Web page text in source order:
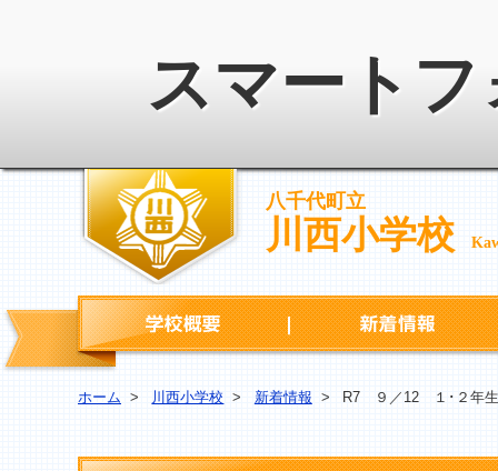
スマート
八千代町立
川西小学校
学校概要
ホーム > 川西小学校 > 新着情報 > R7 ９／12 １･２年生